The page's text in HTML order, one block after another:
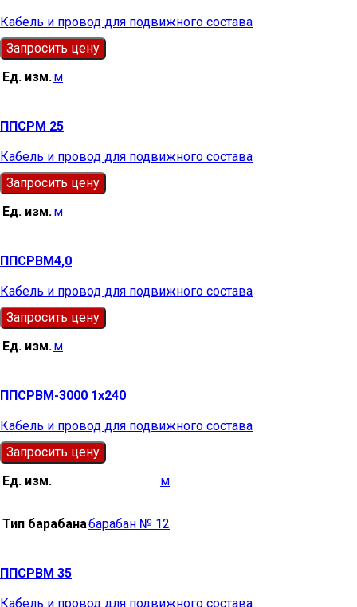
Кабель и провод для подвижного состава
Запросить цену
Ед. изм. м
ППСРМ 25
Кабель и провод для подвижного состава
Запросить цену
Ед. изм. м
ППСРВМ4,0
Кабель и провод для подвижного состава
Запросить цену
Ед. изм. м
ППСРВМ-3000 1х240
Кабель и провод для подвижного состава
Запросить цену
Ед. изм.
м
Тип барабанабарабан № 12
ППСРВМ 35
Кабель и провод для подвижного состава